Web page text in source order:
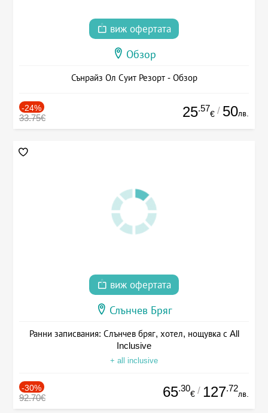
виж офертата
Обзор
Сънрайз Ол Суит Резорт - Обзор
-24%
33.75€ 25.57
€ / 50лв.
виж офертата
Слънчев Бряг
Ранни записвания: Слънчев бряг, хотел, нощувка с All
Inclusive
+ all inclusive
-30%
92.70€ 65.30
€ / 127.72
лв.